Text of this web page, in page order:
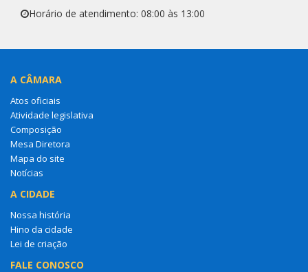
Horário de atendimento: 08:00 às 13:00
A CÂMARA
Atos oficiais
Atividade legislativa
Composição
Mesa Diretora
Mapa do site
Notícias
A CIDADE
Nossa história
Hino da cidade
Lei de criação
FALE CONOSCO